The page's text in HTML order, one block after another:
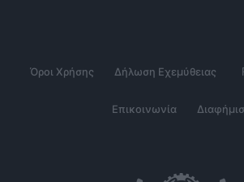
Όροι Χρήσης Δήλωση Εχεμύθειας
Επικοινωνία